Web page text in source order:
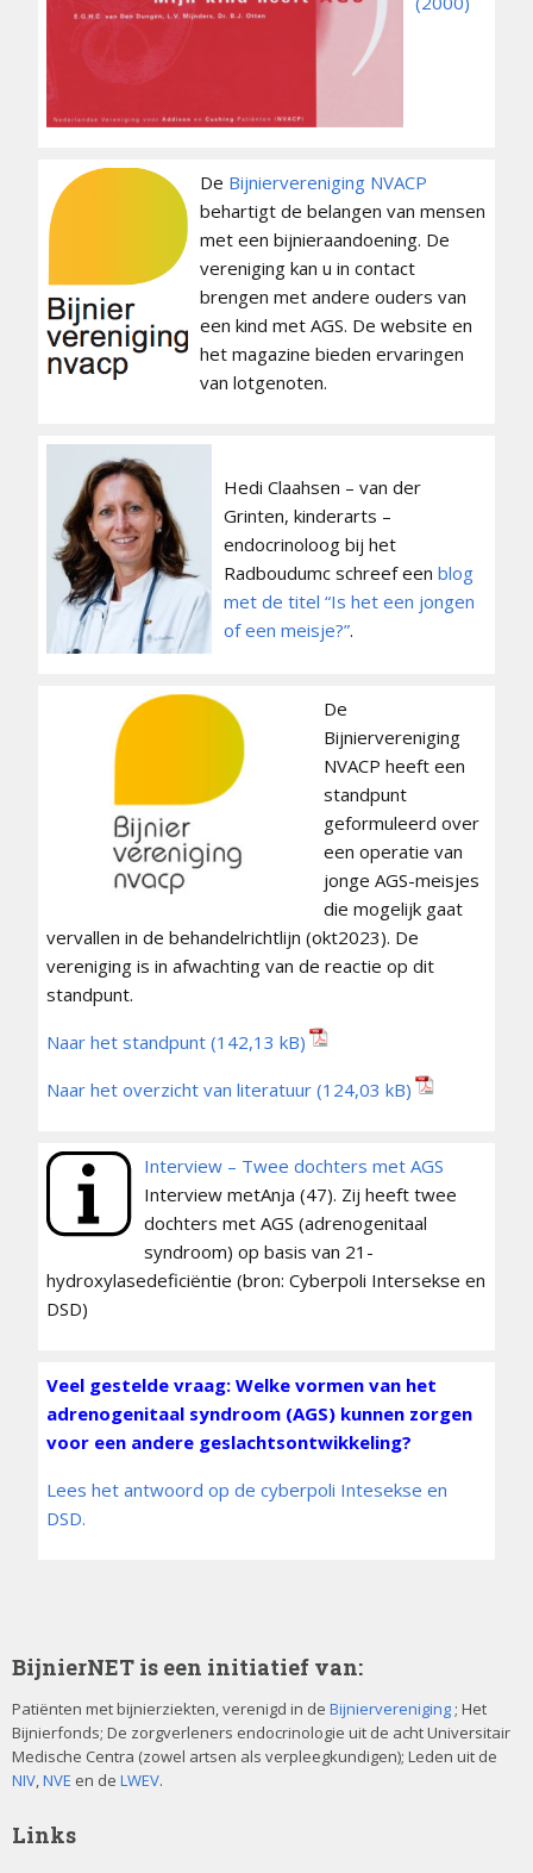
De Bijniervereniging NVACP
behartigt de belangen van mensen
met een bijnieraandoening. De
vereniging kan u in contact
brengen met andere ouders van
een kind met AGS. De website en
het magazine bieden ervaringen
van lotgenoten.
Hedi Claahsen – van der
Grinten, kinderarts –
endocrinoloog bij het
Radboudumc schreef een blog
met de titel “Is het een jongen
of een meisje?”.
De
Bijniervereniging
NVACP heeft een
standpunt
geformuleerd over
een operatie van
jonge AGS-meisjes
die mogelijk gaat
vervallen in de behandelrichtlijn (okt2023). De
vereniging is in afwachting van de reactie op dit
standpunt.
Naar het standpunt
Naar het overzicht van literatuur
Interview – Twee dochters met AGS
Interview metAnja (47). Zij heeft twee
dochters met AGS (adrenogenitaal
syndroom) op basis van 21-
hydroxylasedeficiëntie (bron: Cyberpoli Intersekse en
DSD)
Veel gestelde vraag: Welke vormen van het
adrenogenitaal syndroom (AGS) kunnen zorgen
voor een andere geslachtsontwikkeling?
Lees het antwoord op de cyberpoli Intesekse en
DSD.
BijnierNET is een initiatief van:
Patiënten met bijnierziekten, verenigd in de Bijniervereniging ; Het
Bijnierfonds; De zorgverleners endocrinologie uit de acht Universitair
Medische Centra (zowel artsen als verpleegkundigen); Leden uit de
NIV,NVE en de LWEV.
Links